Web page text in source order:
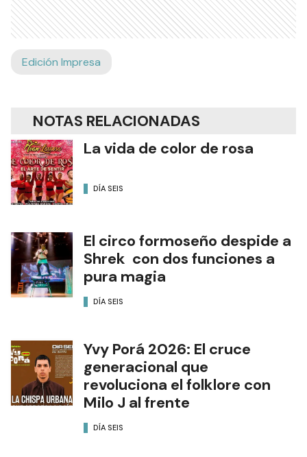
Edición Impresa
NOTAS RELACIONADAS
La vida de color de rosa
DÍA SEIS
El circo formoseño despide a
Shrek con dos funciones a
pura magia
DÍA SEIS
Yvy Porá 2026: El cruce
generacional que
revoluciona el folklore con
Milo J al frente
DÍA SEIS